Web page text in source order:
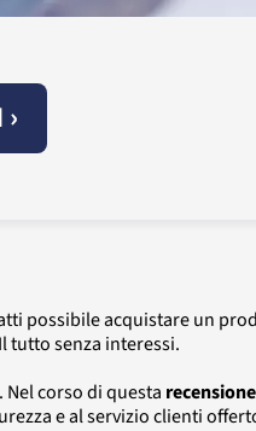
possibile acquistare un
tutto senza interessi.
corso di questa recensione
e al servizio clienti